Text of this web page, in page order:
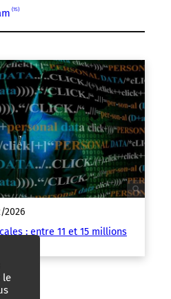
15
2026
: entre 11 et 15 millions
le